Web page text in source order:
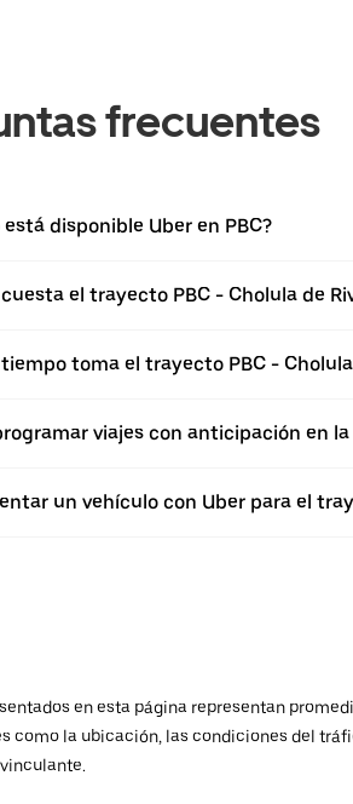
frecuentes
disponible Uber en PBC?
el trayecto PBC - Cholula de
toma el trayecto PBC - Cholula
viajes con anticipación en la
un vehículo con Uber para el
en esta página representan
como la ubicación, las condiciones del